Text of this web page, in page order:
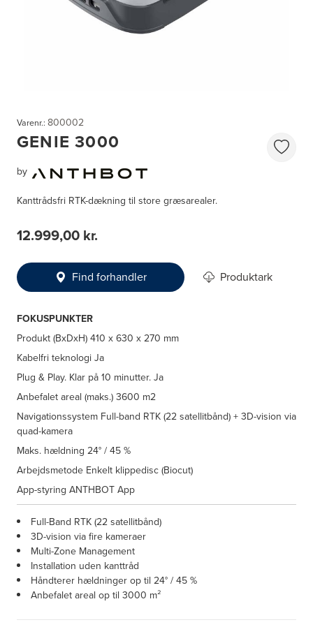
Varenr.: 800002
GENIE 3000
by
Kanttrådsfri RTK-dækning til store græsarealer.
12.999,00 kr.
Find forhandler Produktark
FOKUSPUNKTER
Produkt (BxDxH)410 x 630 x 270 mm
Kabelfri teknologiJa
Plug & Play. Klar på 10 minutter.Ja
Anbefalet areal (maks.)3600 m2
Navigationssystem Full-band RTK (22 satellitbånd) + 3D-vision via
quad-kamera
Maks. hældning 24° / 45 %
Arbejdsmetode Enkelt klippedisc (Biocut)
App-styring ANTHBOT App
Full-Band RTK (22 satellitbånd)
3D-vision via fire kameraer
Multi-Zone Management
Installation uden kanttråd
Håndterer hældninger op til 24° / 45 %
Anbefalet areal op til 3000 m²